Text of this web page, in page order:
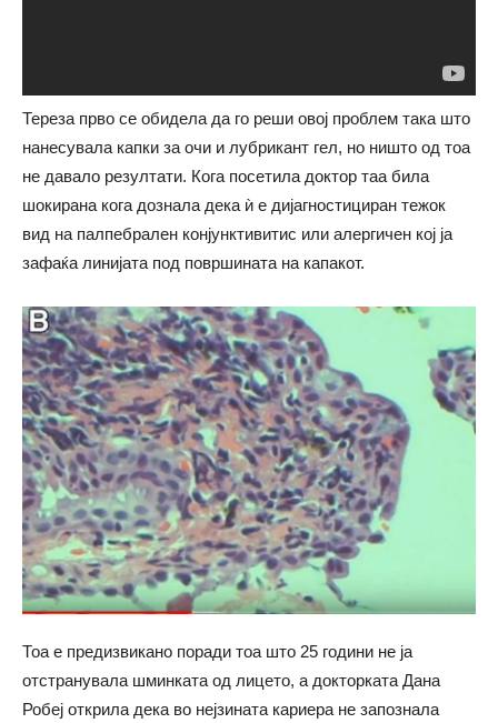
Тереза прво се обидела да го реши овој проблем така што
нанесувала капки за очи и лубрикант гел, но ништо од тоа
не давало резултати. Кога посетила доктор таа била
шокирана кога дознала дека ѝ е дијагностициран тежок
вид на палпебрален конјунктивитис или алергичен кој ја
зафаќа линијата под површината на капакот.
Тоа е предизвикано поради тоа што 25 години не ја
отстранувала шминката од лицето, а докторката Дана
Робеј открила дека во нејзината кариера не запознала